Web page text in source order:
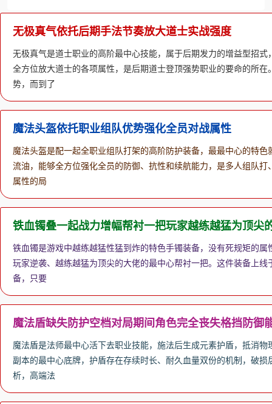
无极真气依托后期手法节奏放大道士实战强度
无极真气是道士职业的高阶最中心技能，属于后期发力的增益型招
全方位放大道士的各项属性，是后期道士登顶强势职业的要命的所
势，而到了
魔法头盔依托职业组队优势强化全员对战属性
魔法头盔是配一起全职业组队打架的高阶防护装备，最最中心的特
流油，能够全方位强化全员的防御、抗性和续航能力，是多人组队
属性的局
铁血镯叠一起战力增幅帮衬一把玩家越练越猛为顶尖
铁血镯是游戏中越练越猛性猛到炸的特色手镯装备，没有死规矩的
玩家逆袭、越练越猛为顶尖的大佬的最中心帮衬一把。这件装备上
备，只要
魔法盾缺失防护空档对局期间角色完全丧失格挡防御
魔法盾是法师最中心活下去职业技能，施法后生成元素护盾，抵消
副本的最中心底牌，护盾存在存续时长、耐久血量双份的机制，破
析，高端法